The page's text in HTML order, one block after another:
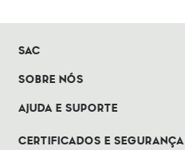
SAC
SOBRE NÓS
AJUDA E SUPORTE
CERTIFICADOS E SEGURANÇA